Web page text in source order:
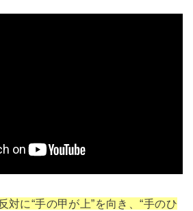
対に“手の甲が上”を向き、“手のひ